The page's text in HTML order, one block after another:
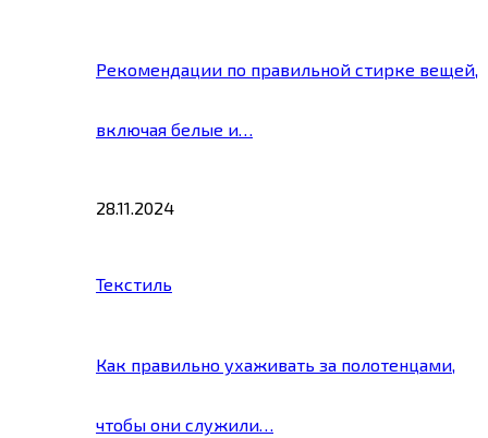
Рекомендации по правильной стирке вещей,
включая белые и…
28.11.2024
Текстиль
Как правильно ухаживать за полотенцами,
чтобы они служили…